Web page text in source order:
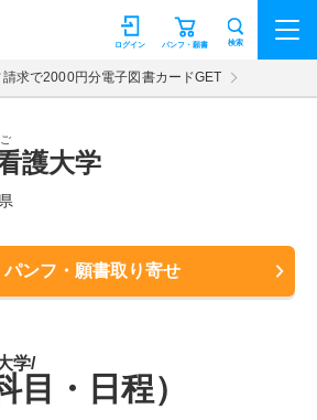
ョン パンフ・願書
ログイン 検索
請求で2000円分電子図書カードGET
護大学
パンフ・願書取り寄せ
学/
目・日程）